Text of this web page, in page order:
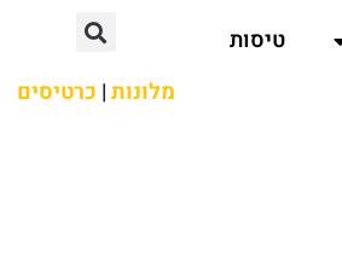
טיסות
מלונות| כרטיסים